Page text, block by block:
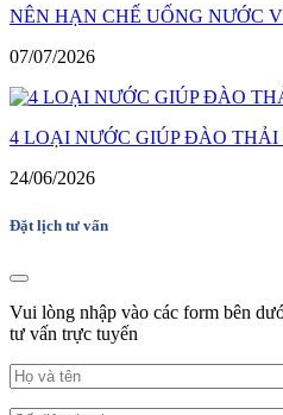
NÊN HẠN CHẾ UỐNG NƯỚC
07/07/2026
4 LOẠI NƯỚC GIÚP ĐÀO THẢI
24/06/2026
Đặt lịch tư vấn
Vui lòng nhập vào các form bên
tư vấn trực tuyến